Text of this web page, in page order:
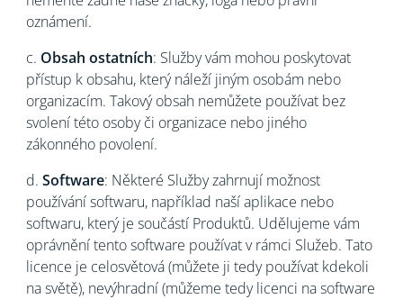
oznámení.
c. Obsah ostatních: Služby vám mohou poskytovat
přístup k obsahu, který náleží jiným osobám nebo
organizacím. Takový obsah nemůžete používat bez
svolení této osoby či organizace nebo jiného
zákonného povolení.
d. Software: Některé Služby zahrnují možnost
používání softwaru, například naší aplikace nebo
softwaru, který je součástí Produktů. Udělujeme vám
oprávnění tento software používat v rámci Služeb. Tato
licence je celosvětová (můžete ji tedy používat kdekoli
na světě), nevýhradní (můžeme tedy licenci na software